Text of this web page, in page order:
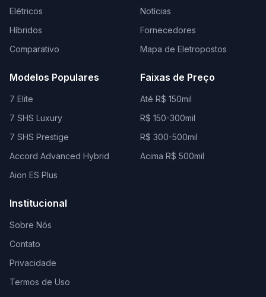
Elétricos
Híbridos
Comparativo
Notícias
Fornecedores
Mapa de Eletropostos
Modelos Populares
7 Elite
7 SHS Luxury
7 SHS Prestige
Accord Advanced Hybrid
Aion ES Plus
Faixas de Preço
Até R$ 150mil
R$ 150-300mil
R$ 300-500mil
Acima R$ 500mil
Institucional
Sobre Nós
Contato
Privacidade
Termos de Uso